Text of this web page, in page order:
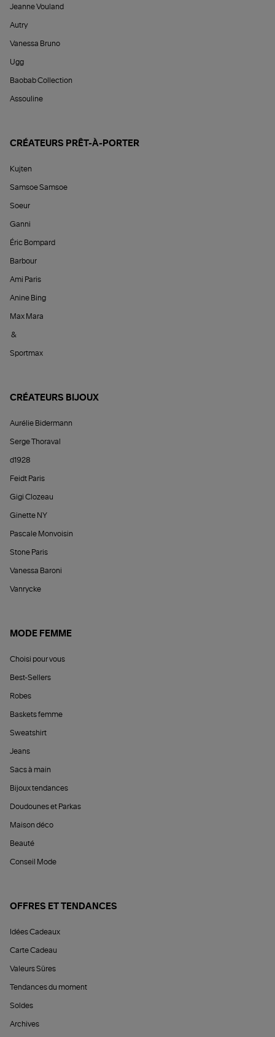
Jeanne Vouland
Autry
Vanessa Bruno
Ugg
Baobab Collection
Assouline
CRÉATEURS PRÊT-À-PORTER
Kujten
Samsoe Samsoe
Soeur
Ganni
Éric Bompard
Barbour
Ami Paris
Anine Bing
Max Mara
&
Sportmax
CRÉATEURS BIJOUX
Aurélie Bidermann
Serge Thoraval
d1928
Feidt Paris
Gigi Clozeau
Ginette NY
Pascale Monvoisin
Stone Paris
Vanessa Baroni
Vanrycke
MODE FEMME
Choisi pour vous
Best-Sellers
Robes
Baskets femme
Sweatshirt
Jeans
Sacs à main
Bijoux tendances
Doudounes et Parkas
Maison déco
Beauté
Conseil Mode
OFFRES ET TENDANCES
Idées Cadeaux
Carte Cadeau
Valeurs Sûres
Tendances du moment
Soldes
Archives